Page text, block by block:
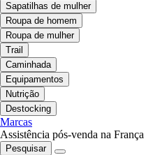
Sapatilhas de mulher
Roupa de homem
Roupa de mulher
Trail
Caminhada
Equipamentos
Nutrição
Destocking
Marcas
Assistência pós-venda na França
Pesquisar